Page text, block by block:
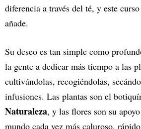
diferencia a través del té, y este
añade.
Su deseo es tan simple como
la gente a dedicar más tiempo a las
cultivándolas, recogiéndolas,
infusiones. Las plantas son el
Naturaleza, y las flores son su
mundo cada vez más caluroso,